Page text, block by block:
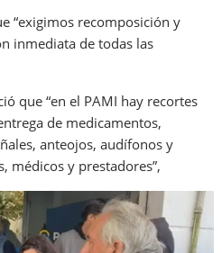
“exigimos recomposición y
inmediata de todas las
que “en el PAMI hay recortes
de medicamentos,
anteojos, audífonos y
médicos y prestadores”,